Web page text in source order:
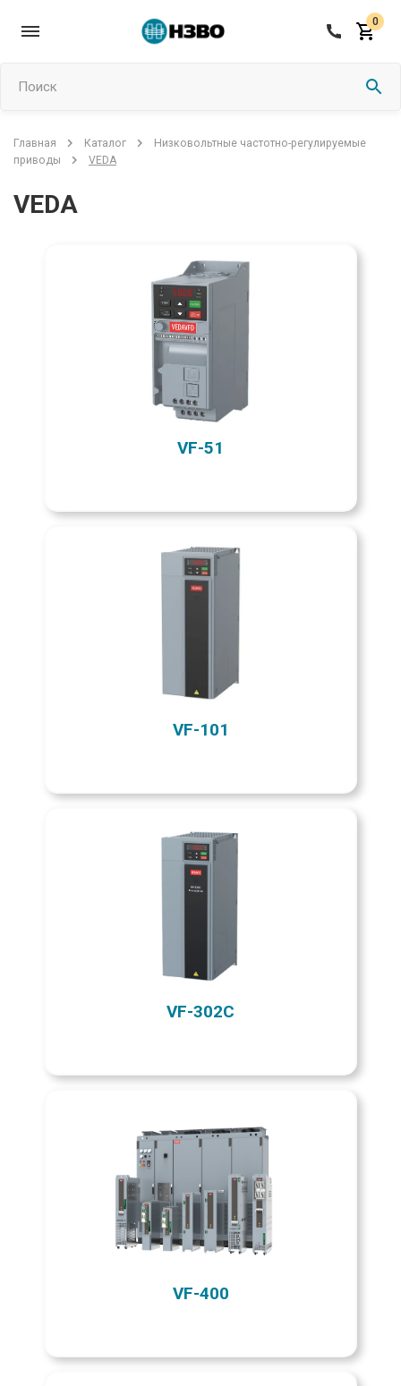
0
Поиск
Главная Каталог
Низковольтные частотно-регулируемые
приводы
VEDA
VEDA
VF-51
VF-101
VF-302C
VF-400